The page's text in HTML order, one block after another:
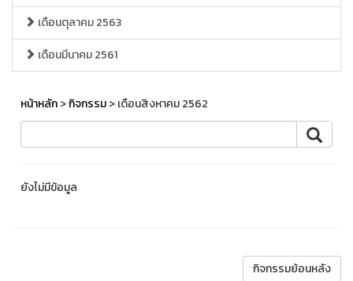
เดือนตุลาคม 2563
เดือนมีนาคม 2561
หน้าหลัก>กิจกรรม> เดือนสิงหาคม 2562
ยังไม่มีข้อมูล
กิจกรรมย้อนหลัง